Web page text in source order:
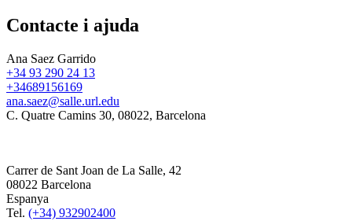
Contacte i ajuda
Ana Saez Garrido
+34 93 290 24 13
+34689156169
ana.saez@salle.url.edu
C. Quatre Camins 30, 08022, Barcelona
Carrer de Sant Joan de La Salle, 42
08022 Barcelona
Espanya
Tel. (+34) 932902400